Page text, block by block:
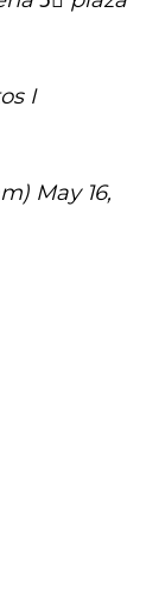
I
May 16,